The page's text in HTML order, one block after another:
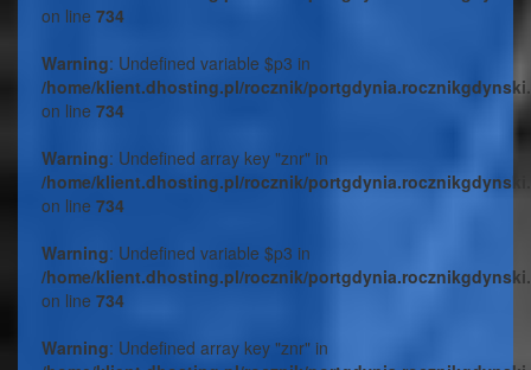
on line 734
Warning: Undefined variable $p3 in
/home/klient.dhosting.pl/rocznik/
on line 734
Warning: Undefined array key "znr" in
/home/klient.dhosting.pl/rocznik/
on line 734
Warning: Undefined variable $p3 in
/home/klient.dhosting.pl/rocznik/
on line 734
Warning: Undefined array key "znr" in